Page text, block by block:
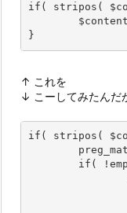
if( stripos(
}
↑ これを
↓ こーしてみたんだ
if( stripos(